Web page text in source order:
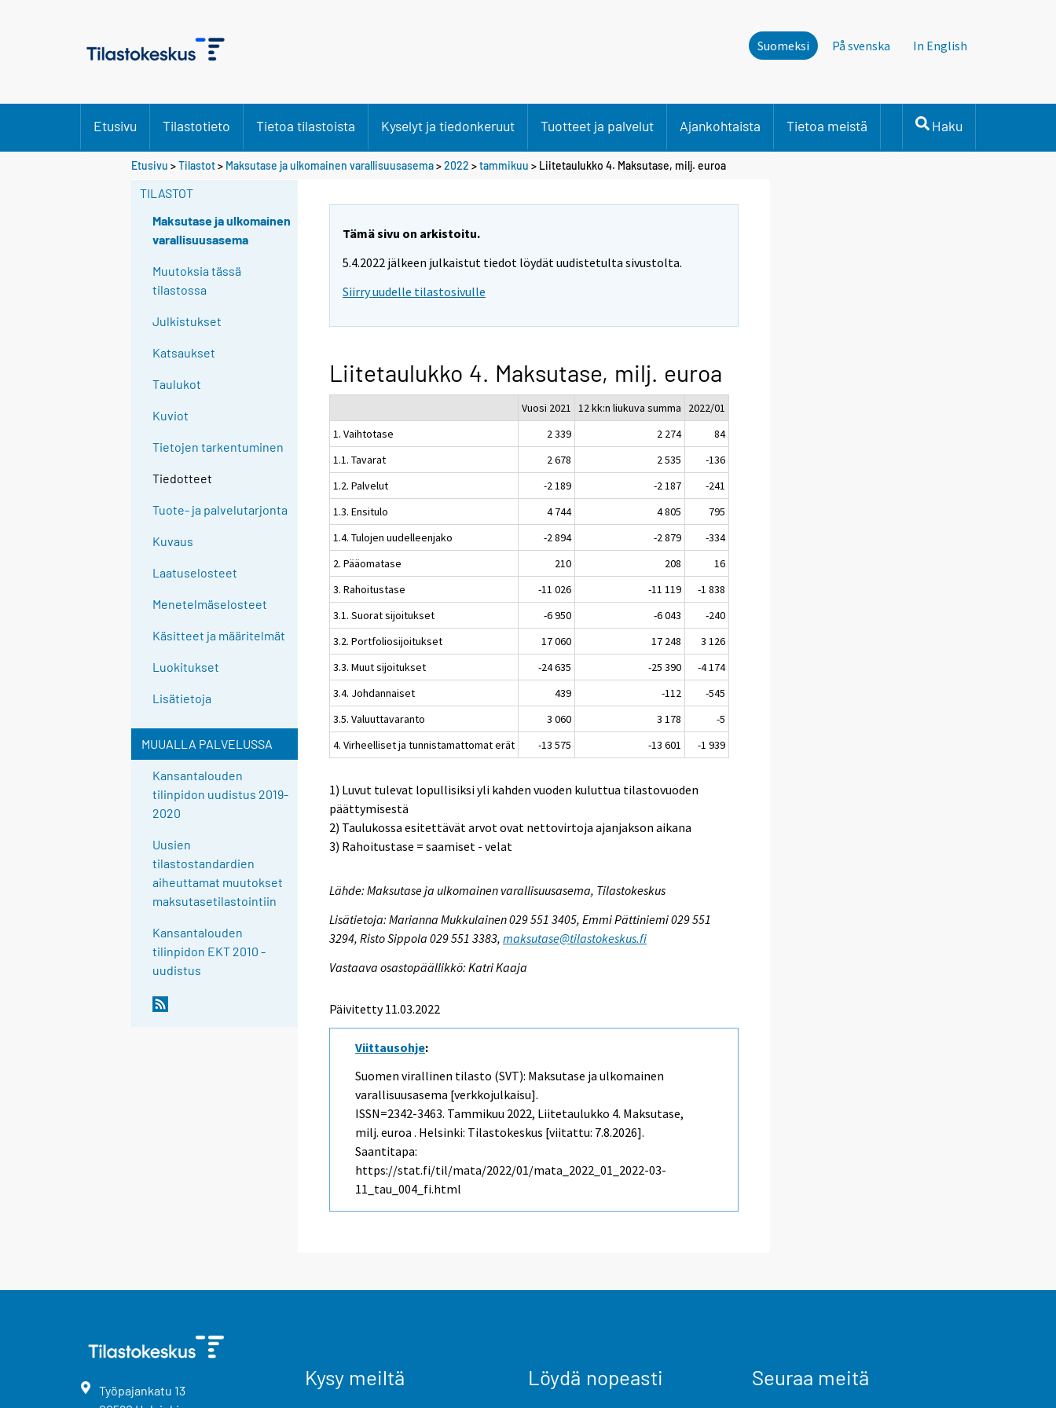
Suomeksi På svenska In English
Etusivu Tilastotieto Tietoa tilastoista Kyselyt ja tiedonkeruut Tuotteet ja palvelut Ajankohtaista Tietoa meistä Haku
Etusivu >Tilastot> Maksutase ja ulkomainen varallisuusasema>2022 >tammikuu > Liitetaulukko 4. Maksutase, milj. euroa
TILASTOT
Maksutase ja ulkomainen
varallisuusasema
Muutoksia tässä
tilastossa
Julkistukset
Katsaukset
Taulukot
Kuviot
Tietojen tarkentuminen
Tiedotteet
Tuote- ja palvelutarjonta
Kuvaus
Laatuselosteet
Menetelmäselosteet
Käsitteet ja määritelmät
Luokitukset
Lisätietoja
MUUALLA PALVELUSSA
Kansantalouden
tilinpidon uudistus 2019-
2020
Uusien
tilastostandardien
aiheuttamat muutokset
maksutasetilastointiin
Kansantalouden
tilinpidon EKT 2010 -
uudistus
Tämä sivu on arkistoitu.
5.4.2022 jälkeen julkaistut tiedot löydät uudistetulta sivustolta.
Siirry uudelle tilastosivulle
Liitetaulukko 4. Maksutase, milj. euroa
Vuosi 2021 12 kk:n liukuva summa
2022/01
1. Vaihtotase
2 339 2 274
84
1.1. Tavarat
2 678 2 535
-136
1.2. Palvelut
-2 189 -2 187
-241
1.3. Ensitulo
4 744 4 805
795
1.4. Tulojen uudelleenjako
-2 894 -2 879
-334
2. Pääomatase
210 208
16
3. Rahoitustase
-11 026 -11 119
-1 838
3.1. Suorat sijoitukset
-6 950 -6 043
-240
3.2. Portfoliosijoitukset
17 060 17 248
3 126
3.3. Muut sijoitukset
-24 635 -25 390
-4 174
3.4. Johdannaiset
439 -112
-545
3.5. Valuuttavaranto
3 060 3 178
-5
4. Virheelliset ja tunnistamattomat erät
-13 575 -13 601 -1 939
1) Luvut tulevat lopullisiksi yli kahden vuoden kuluttua tilastovuoden
päättymisestä
2) Taulukossa esitettävät arvot ovat nettovirtoja ajanjakson aikana
3) Rahoitustase = saamiset - velat
Lähde: Maksutase ja ulkomainen varallisuusasema, Tilastokeskus
Lisätietoja: Marianna Mukkulainen 029 551 3405, Emmi Pättiniemi 029 551
3294, Risto Sippola 029 551 3383,maksutase@tilastokeskus.fi
Vastaava osastopäällikkö: Katri Kaaja
Päivitetty 11.03.2022
Viittausohje:
Suomen virallinen tilasto (SVT): Maksutase ja ulkomainen
varallisuusasema [verkkojulkaisu].
ISSN=2342-3463. Tammikuu 2022, Liitetaulukko 4. Maksutase,
milj. euroa . Helsinki: Tilastokeskus [viitattu: 7.8.2026].
Saantitapa:
https://stat.fi/til/mata/2022/01/mata_2022_01_2022-03-
11_tau_004_fi.html
Työpajankatu 13
Kysy meiltä Löydä nopeasti Seuraa meitä